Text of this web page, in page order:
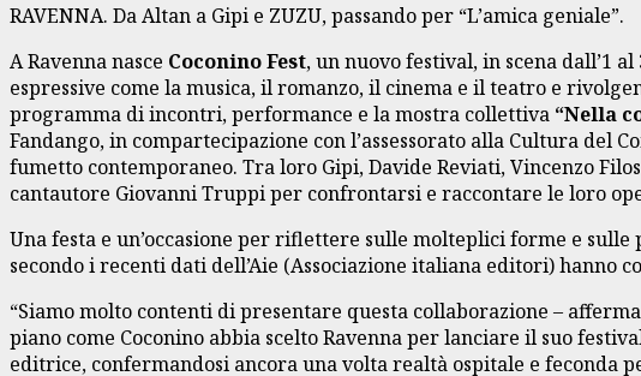
RAVENNA. Da Altan a Gipi e ZUZU, passando per “L’amica geniale”.
A Ravenna nasce Coconino Fest, un nuovo festival, in scena dall’1
espressive come la musica, il romanzo, il cinema e il teatro e
programma di incontri, performance e la mostra collettiva “Nella
Fandango, in compartecipazione con l’assessorato alla Cultura
fumetto contemporaneo. Tra loro Gipi, Davide Reviati, Vincenzo
cantautore Giovanni Truppi per confrontarsi e raccontare le loro
Una festa e un’occasione per riflettere sulle molteplici forme e
secondo i recenti dati dell’Aie (Associazione italiana editori)
“Siamo molto contenti di presentare questa collaborazione – afferma
piano come Coconino abbia scelto Ravenna per lanciare il suo
editrice, confermandosi ancora una volta realtà ospitale e feconda